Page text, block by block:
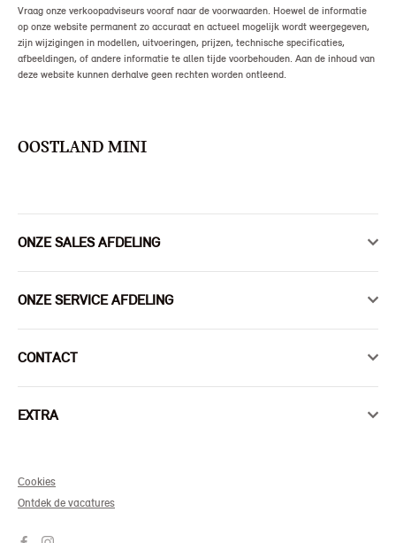
Vraag onze verkoopadviseurs vooraf naar de voorwaarden. Hoewel de informatie
op onze website permanent zo accuraat en actueel mogelijk wordt weergegeven,
zijn wijzigingen in modellen, uitvoeringen, prijzen, technische specificaties,
afbeeldingen, of andere informatie te allen tijde voorbehouden. Aan de inhoud van
deze website kunnen derhalve geen rechten worden ontleend.
OOSTLAND MINI
ONZE SALES AFDELING
ONZE SERVICE AFDELING
CONTACT
EXTRA
Cookies
Ontdek de vacatures